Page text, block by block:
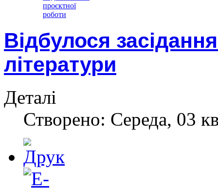
проєктної
роботи
Відбулося
літератури
Деталі
Створено: Середа, 03